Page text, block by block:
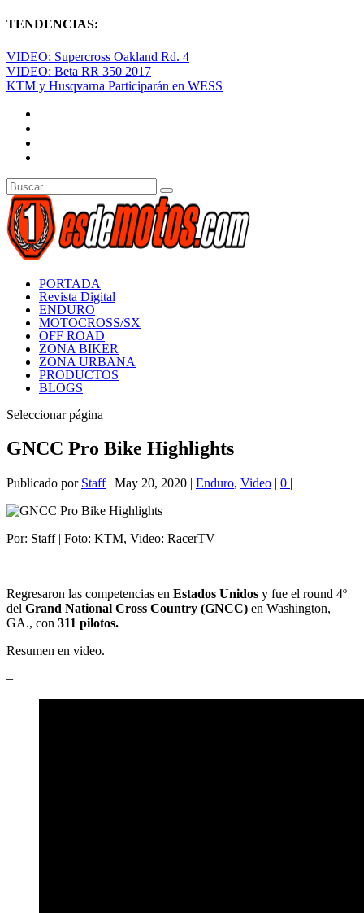
TENDENCIAS:
VIDEO: Supercross Oakland Rd. 4
VIDEO: Beta RR 350 2017
KTM y Husqvarna Participarán en WESS
PORTADA
Revista Digital
ENDURO
MOTOCROSS/SX
OFF ROAD
ZONA BIKER
ZONA URBANA
PRODUCTOS
BLOGS
Seleccionar página
GNCC Pro Bike Highlights
Publicado por Staff| May 20, 2020 | Enduro, Video | 0 |
Por: Staff | Foto: KTM, Video: RacerTV
Regresaron las competencias en Estados Unidos y fue el round 4º
del Grand National Cross Country (GNCC) en Washington,
GA., con 311 pilotos.
Resumen en video.
–